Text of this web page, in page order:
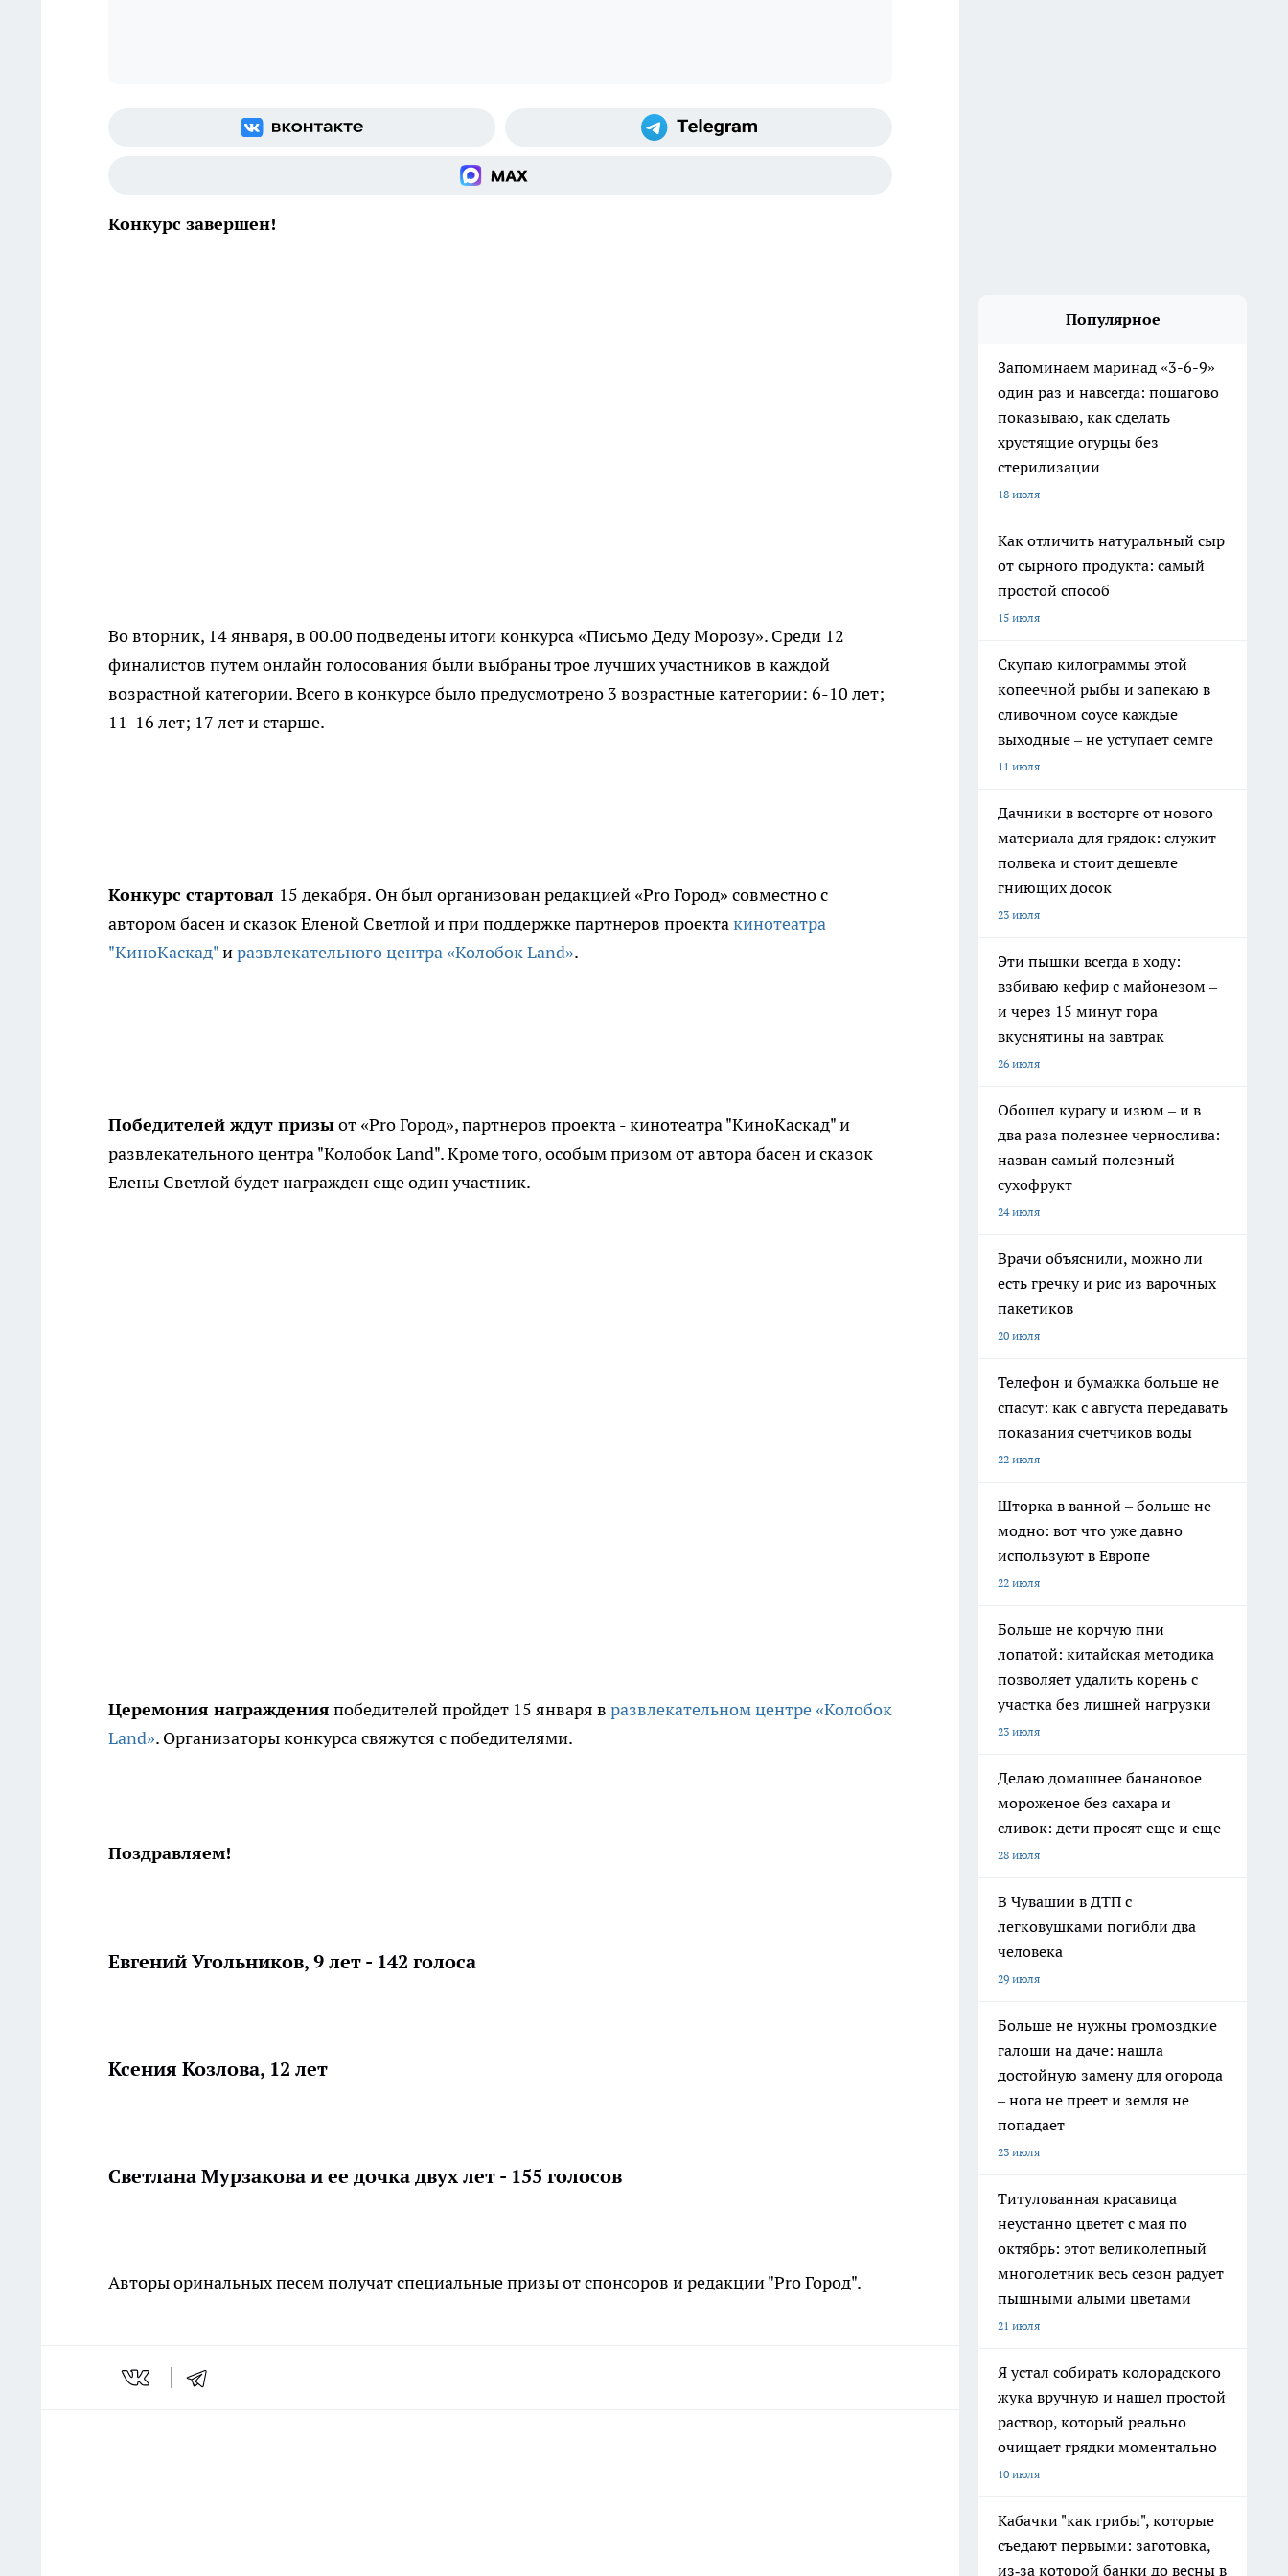
Конкурс завершен!
Во вторник, 14 января, в 00.00 подведены итоги конкурса «Письмо Деду Морозу». Среди 12
финалистов путем онлайн голосования были выбраны трое лучших участников в каждой
возрастной категории. Всего в конкурсе было предусмотрено 3 возрастные категории: 6-10 лет;
11-16 лет; 17 лет и старше.
Конкурс стартовал 15 декабря. Он был организован редакцией «Pro Город» совместно с
автором басен и сказок Еленой Светлой и при поддержке партнеров проектакинотеатра
"КиноКаскад"иразвлекательного центра «Колобок Land».
Победителей ждут призыот «Pro Город», партнеров проекта - кинотеатра "КиноКаскад" и
развлекательного центра "Колобок Land". Кроме того, особым призом от автора басен и сказок
Елены Светлой будет награжден еще один участник.
Церемония награждения победителей пройдет 15 января в развлекательном центре «Колобок
Land». Организаторы конкурса свяжутся с победителями.
Поздравляем!
Евгений Угольников, 9 лет - 142 голоса
Ксения Козлова, 12 лет
Светлана Мурзакова и ее дочка двух лет - 155 голосов
Авторы оринальных песем получат специальные призы от спонсоров и редакции "Pro Город".
Популярное
Запоминаем маринад «3-6-9»
один раз и навсегда: пошагово
показываю, как сделать
хрустящие огурцы без
стерилизации
18 июля
Как отличить натуральный сыр
от сырного продукта: самый
простой способ
15 июля
Скупаю килограммы этой
копеечной рыбы и запекаю в
сливочном соусе каждые
выходные – не уступает семге
11 июля
Дачники в восторге от нового
материала для грядок: служит
полвека и стоит дешевле
гниющих досок
23 июля
Эти пышки всегда в ходу:
взбиваю кефир с майонезом –
и через 15 минут гора
вкуснятины на завтрак
26 июля
Обошел курагу и изюм – и в
два раза полезнее чернослива:
назван самый полезный
сухофрукт
24 июля
Врачи объяснили, можно ли
есть гречку и рис из варочных
пакетиков
20 июля
Телефон и бумажка больше не
спасут: как с августа передавать
показания счетчиков воды
22 июля
Шторка в ванной – больше не
модно: вот что уже давно
используют в Европе
22 июля
Больше не корчую пни
лопатой: китайская методика
позволяет удалить корень с
участка без лишней нагрузки
23 июля
Делаю домашнее банановое
мороженое без сахара и
сливок: дети просят еще и еще
28 июля
В Чувашии в ДТП с
легковушками погибли два
человека
29 июля
Больше не нужны громоздкие
галоши на даче: нашла
достойную замену для огорода
– нога не преет и земля не
попадает
23 июля
Титулованная красавица
неустанно цветет с мая по
октябрь: этот великолепный
многолетник весь сезон радует
пышными алыми цветами
21 июля
Я устал собирать колорадского
жука вручную и нашел простой
раствор, который реально
очищает грядки моментально
10 июля
Кабачки "как грибы", которые
съедают первыми: заготовка,
из‑за которой банки до весны в